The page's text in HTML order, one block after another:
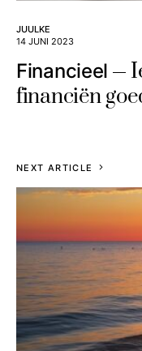
JUULKE
14 JUNI 2023
Financieel
financiën
NEXT ARTICLE